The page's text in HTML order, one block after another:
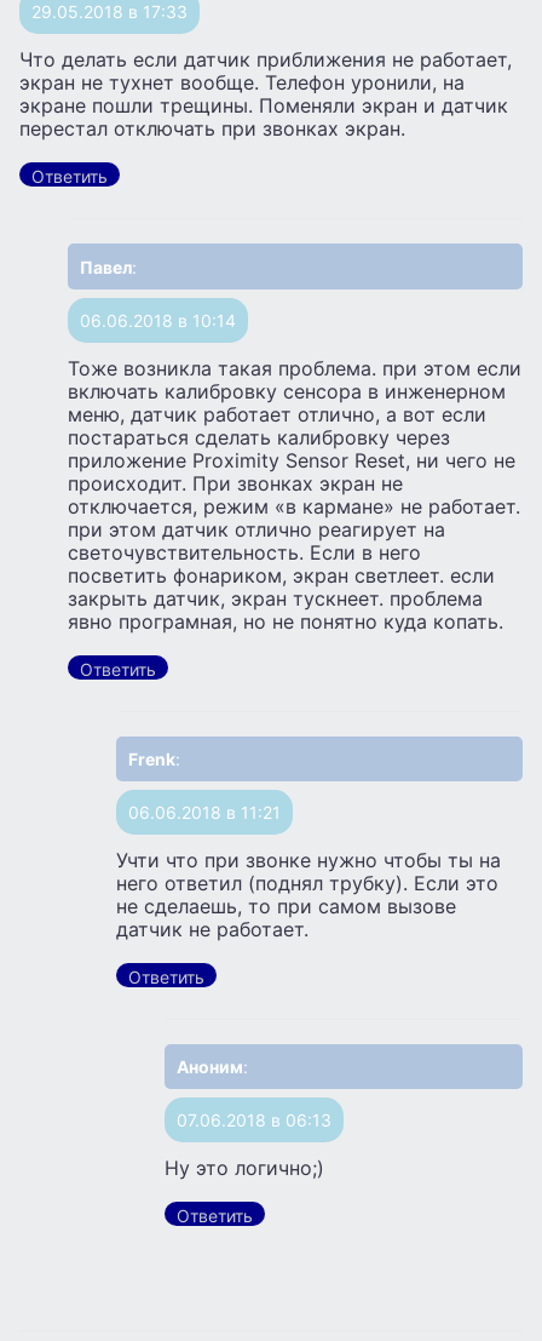
29.05.2018 в 17:33
Что делать если датчик приближения не работает,
экран не тухнет вообще. Телефон уронили, на
экране пошли трещины. Поменяли экран и датчик
перестал отключать при звонках экран.
Ответить
Павел:
06.06.2018 в 10:14
Тоже возникла такая проблема. при этом если
включать калибровку сенсора в инженерном
меню, датчик работает отлично, а вот если
постараться сделать калибровку через
приложение Proximity Sensor Reset, ни чего не
происходит. При звонках экран не
отключается, режим «в кармане» не работает.
при этом датчик отлично реагирует на
светочувствительность. Если в него
посветить фонариком, экран светлеет. если
закрыть датчик, экран тускнеет. проблема
явно програмная, но не понятно куда копать.
Ответить
Frenk:
06.06.2018 в 11:21
Учти что при звонке нужно чтобы ты на
него ответил (поднял трубку). Если это
не сделаешь, то при самом вызове
датчик не работает.
Ответить
Аноним:
07.06.2018 в 06:13
Ну это логично;)
Ответить